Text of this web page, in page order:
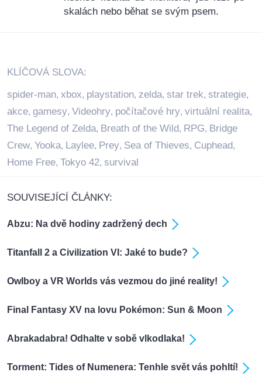
skalách nebo běhat se svým psem.
KLÍČOVÁ SLOVA:
spider-man, xbox, playstation, zelda, star trek, strategie,
akce, gamesy, Videohry, počítačové hry, virtuální realita,
The Legend of Zelda, Breath of the Wild, RPG, Bridge
Crew, Yooka, Laylee, Prey, Sea of Thieves, Cuphead,
Home Free, Tokyo 42, survival
SOUVISEJÍCÍ ČLÁNKY:
Abzu: Na dvě hodiny zadržený dech
Titanfall 2 a Civilization VI: Jaké to bude?
Owlboy a VR Worlds vás vezmou do jiné reality!
Final Fantasy XV na lovu Pokémon: Sun & Moon
Abrakadabra! Odhalte v sobě vlkodlaka!
Torment: Tides of Numenera: Tenhle svět vás pohltí!